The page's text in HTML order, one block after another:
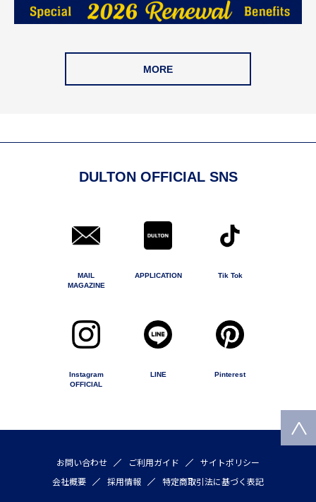
MORE
DULTON OFFICIAL SNS
MAIL
MAGAZINE
APPLICATION Tik Tok
Instagram
OFFICIAL
LINE Pinterest
お問い合わせ ご利用ガイド
サイトポリシー
会社概要
採用情報 特定商取引法に基づく表記